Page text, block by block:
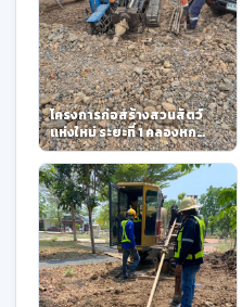
โครงการก่อสร้างสวนสัตว์
แห่งใหม่ ระยะที่ 1 คลองหก
จ.ปทุมธานี